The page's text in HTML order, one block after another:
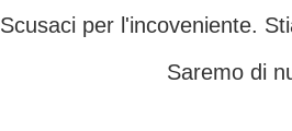
Scusaci per l'incoveniente.
Saremo di